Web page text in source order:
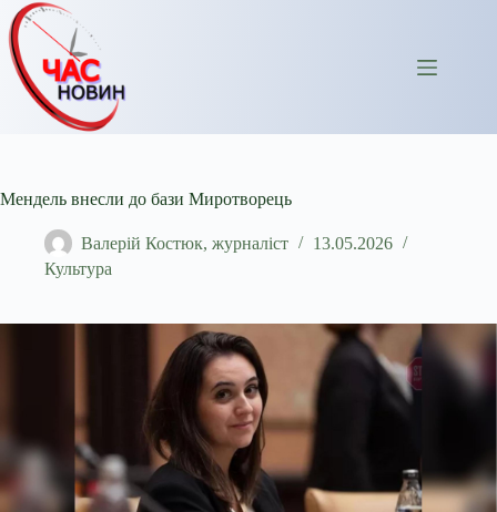
Перейти
до
вмісту
Мендель внесли до бази Миротворець
Валерій Костюк, журналіст
13.05.2026
Культура